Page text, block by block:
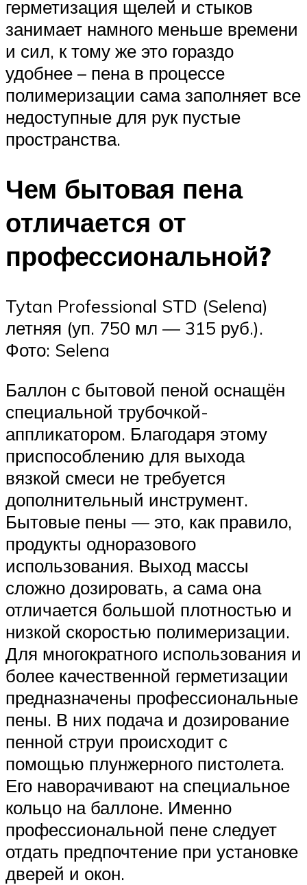
герметизация щелей и стыков
занимает намного меньше времени
и сил, к тому же это гораздо
удобнее – пена в процессе
полимеризации сама заполняет все
недоступные для рук пустые
пространства.
Чем бытовая пена
отличает­ся от
профессиональной?
Tytan Professional STD (Selena)
летняя (уп. 750 мл — 315 руб.).
Фото: Selena
Баллон с бытовой пеной оснащён
специальной трубочкой-
аппликатором. Благодаря этому
приспособлению для выхода
вязкой смеси не требуется
дополнительный инструмент.
Бытовые пены — это, как правило,
продукты одноразового
использования. Выход массы
сложно дозировать, а сама она
отличается большой плотностью и
низкой скоростью полимеризации.
Для многократного использования и
более качественной герметизации
предназначены профессиональные
пены. В них подача и дозирование
пенной струи происходит с
помощью плунжерного пистолета.
Его наворачивают на специальное
кольцо на баллоне. Именно
профессиональной пене следует
отдать предпочтение при установке
дверей и окон.